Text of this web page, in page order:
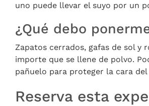
uno puede llevar el suyo por un
¿Qué debo
Zapatos cerrados, gafas de sol y
importe que se llene de polvo.
pañuelo para proteger la cara del
Reserva esta